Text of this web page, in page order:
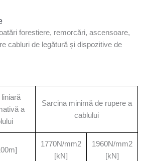
forestiere, remorcări, ascensoare,
cabluri de legătură și dispozitive de
a
Sarcina minimă de rupere a
cablului
1770N/mm2
[kN]
1960N/mm2
[kN]